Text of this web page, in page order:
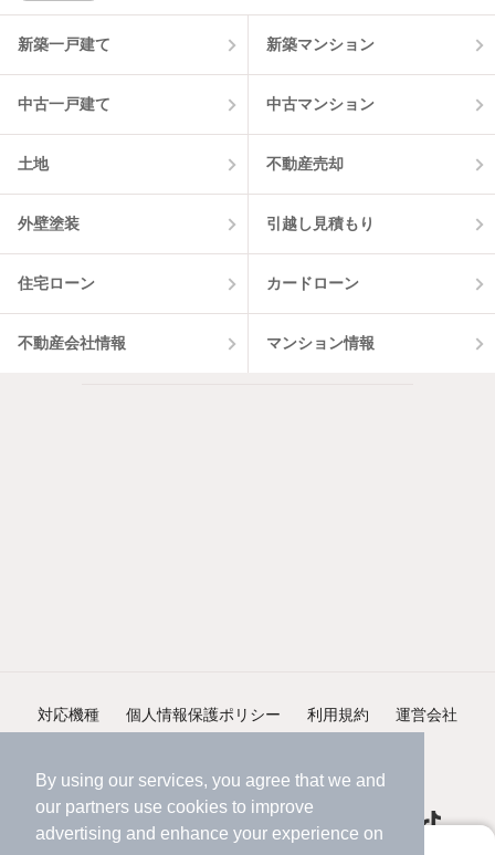
By using our services, you agree that we and
our partners use cookies to improve
advertising and enhance your experience on
3件
新築一戸建て 新築マンション
中古一戸建て 中古マンション
土地 不動産売却
外壁塗装 引越し見積もり
住宅ローン カードローン
不動産会社情報 マンション情報
対応機種 個人情報保護ポリシー 利用規約 運営会社